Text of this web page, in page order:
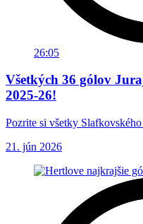
26:05
Všetkých 36 gólov
2025-26!
Pozrite si všetky
21. jún 2026